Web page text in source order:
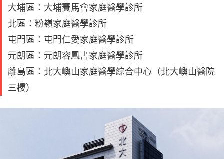
大埔區：大埔賽馬會家庭醫學診所
北區：粉嶺家庭醫學診所
屯門區：屯門仁愛家庭醫學診所
元朗區：元朗容鳳書家庭醫學診所
離島區：北大嶼山家庭醫學綜合中心（北大嶼山醫院
三樓）